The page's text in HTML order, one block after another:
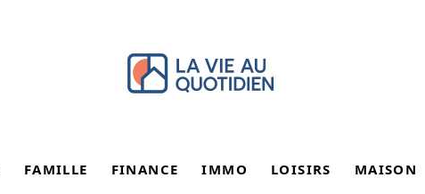
FAMILLE FINANCE IMMO LOISIRS MAISON